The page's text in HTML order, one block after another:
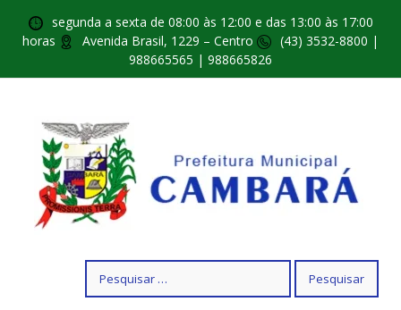
segunda a sexta de 08:00 às 12:00 e das 13:00 às 17:00
horas
Avenida Brasil, 1229 – Centro
(43) 3532-8800 |
988665565 | 988665826
por: